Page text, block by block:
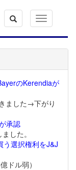
Toggle
navigation
のKerendiaが
ました→下がり
承認
した。
う選択権利をJ&J
ドル弱）